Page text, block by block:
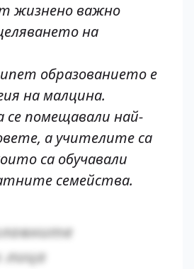
жизнено важно
на
образованието е
на малцина.
помещавали най-
а учителите са
са обучавали
семейства.